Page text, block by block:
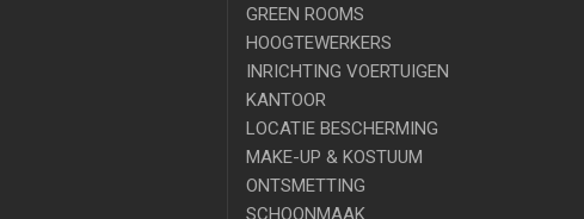
GREEN ROOMS
HOOGTEWERKERS
INRICHTING VOERTUIGEN
KANTOOR
LOCATIE BESCHERMING
MAKE-UP & KOSTUUM
ONTSMETTING
SCHOONMAAK